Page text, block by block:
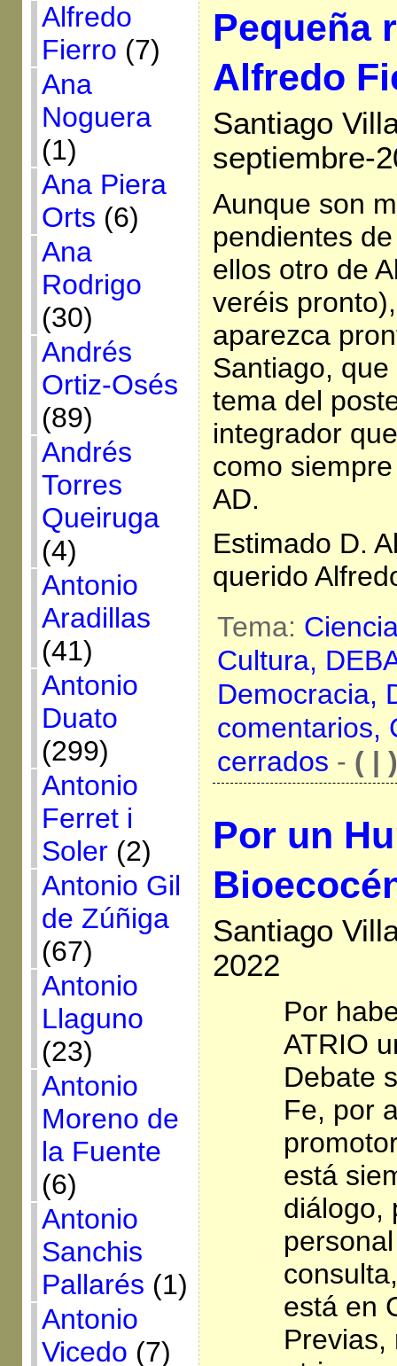
Alfredo
Fierro (7)
Ana
Noguera
(1)
Ana Piera
Orts (6)
Ana
Rodrigo
(30)
Andrés
Ortiz-Osés
(89)
Andrés
Torres
Queiruga
(4)
Antonio
Aradillas
(41)
Antonio
Duato
(299)
Antonio
Ferret i
Soler(2)
Antonio Gil
de Zúñiga
(67)
Antonio
Llaguno
(23)
Antonio
Moreno de
la Fuente
(6)
Antonio
Sanchis
Pallarés (1)
Antonio
Vicedo (7)
Pequeña
Alfredo
Santiago
septiembre-
Aunque son
pendientes
ellos otro de
veréis
aparezca
Santiago,
tema del
integrador
como
AD.
Estimado D.
querido
Tema:
Cultura,
Democracia,
comentarios,
cerrados - ( | )
Por un
Santiago
2022
Por
ATRIO
Debate
Fe, por
está
diálogo,
está en
Previas,